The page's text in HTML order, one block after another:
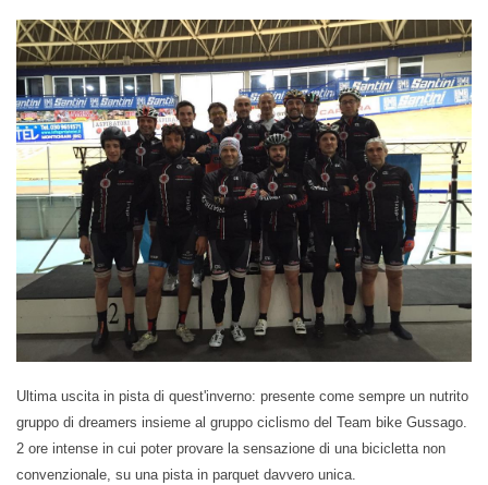
Ultima uscita in pista di quest'inverno: presente come sempre un nutrito
gruppo di dreamers insieme al gruppo ciclismo del Team bike Gussago.
2 ore intense in cui poter provare la sensazione di una bicicletta non
convenzionale, su una pista in parquet davvero unica.